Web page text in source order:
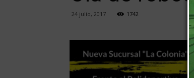
24 julio, 2017 1742